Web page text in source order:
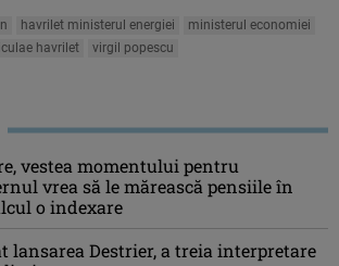
havrilet ministerul energiei
ministerul economiei
havrilet virgil popescu
vestea momentului pentru
vrea să le mărească pensiile în
o indexare
lansarea Destrier, a treia interpretare